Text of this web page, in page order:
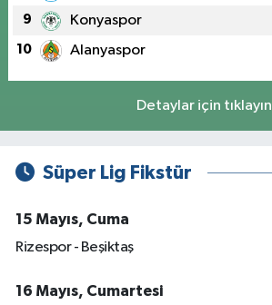
9 Konyaspor
10 Alanyaspor
Detaylar için tıklayın
Süper Lig Fikstür
15 Mayıs, Cuma
Rizespor - Beşiktaş
16 Mayıs, Cumartesi